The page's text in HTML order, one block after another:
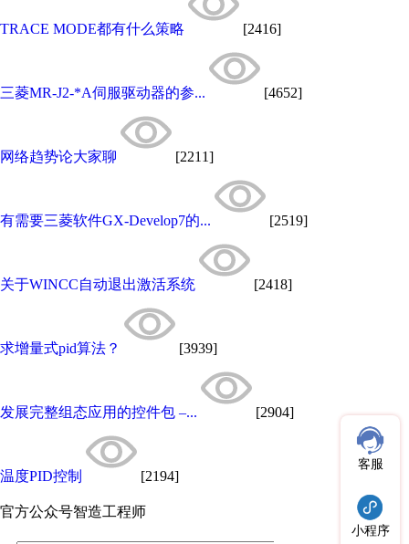
TRACE MODE都有什么策略 [2416]
三菱MR-J2-*A伺服驱动器的参... [4652]
网络趋势论大家聊 [2211]
有需要三菱软件GX-Develop7的... [2519]
关于WINCC自动退出激活系统 [2418]
求增量式pid算法？ [3939]
发展完整组态应用的控件包 –... [2904]
温度PID控制 [2194]
官方公众号智造工程师
客服
小程序